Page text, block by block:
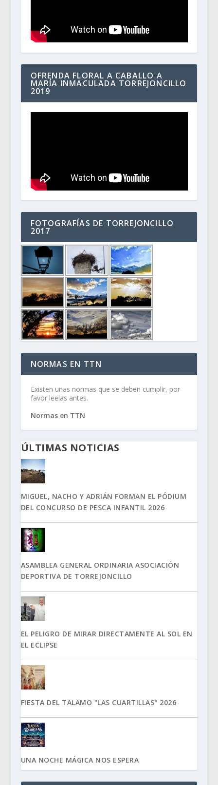
OFRENDA FLORAL A CABALLO A
MARÍA INMACULADA TORREJONCILLO
2019
FOTOGRAFÍAS DE TORREJONCILLO
2017
NORMAS EN TTN
Existen unas normas que se deben cumplir, por
favor leelas antes.
Normas en TTN
ÚLTIMAS NOTICIAS
MIGUEL, NACHO Y ADRIÁN FORMAN EL PÓDIUM
DEL CONCURSO DE PESCA INFANTIL 2026
ASAMBLEA GENERAL ORDINARIA ASOCIACIÓN
DEPORTIVA DE TORREJONCILLO
EL PELIGRO DE MIRAR DIRECTAMENTE AL SOL EN
EL ECLIPSE
FIESTA DEL TALAMO "LAS CUARTILLAS" 2026
UNA NOCHE MÁGICA NOS ESPERA